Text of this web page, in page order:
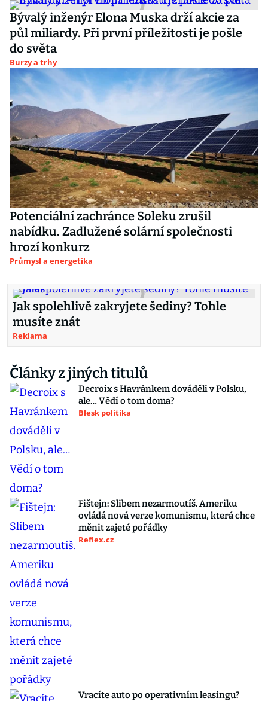
Bývalý inženýr Elona Muska drží akcie za
půl miliardy. Při první příležitosti je pošle
do světa
Burzy a trhy
Potenciální zachránce Soleku zrušil
nabídku. Zadlužené solární společnosti
hrozí konkurz
Průmysl a energetika
Jak spolehlivě zakryjete šediny? Tohle
musíte znát
Reklama
Články z jiných titulů
Decroix s Havránkem dováděli v Polsku,
ale… Vědí o tom doma?
Blesk politika
Fištejn: Slibem nezarmoutíš. Ameriku
ovládá nová verze komunismu, která chce
měnit zajeté pořádky
Reflex.cz
Vracíte auto po operativním leasingu?